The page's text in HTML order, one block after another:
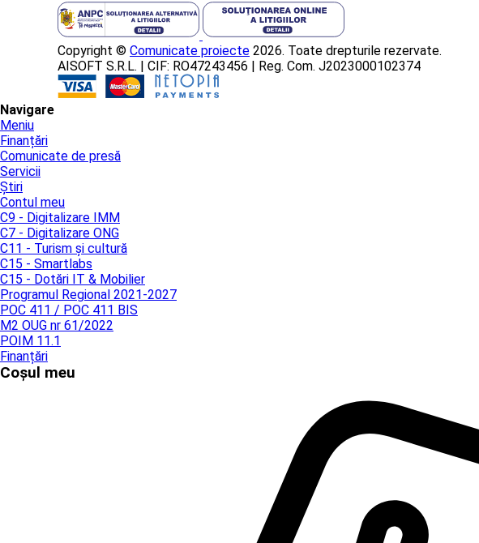
Copyright © Comunicate proiecte 2026. Toate drepturile rezervate.
AISOFT S.R.L. | CIF: RO47243456 | Reg. Com. J2023000102374
Navigare
Meniu
Finanțări
Comunicate de presă
Servicii
Știri
Contul meu
C9 - Digitalizare IMM
C7 - Digitalizare ONG
C11 - Turism și cultură
C15 - Smartlabs
C15 - Dotări IT & Mobilier
Programul Regional 2021-2027
POC 411 / POC 411 BIS
M2 OUG nr 61/2022
POIM 11.1
Finanțări
Coșul meu